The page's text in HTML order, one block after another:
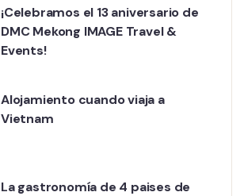
¡Celebramos el 13 aniversario de
DMC Mekong IMAGE Travel &
Events!
Alojamiento cuando viaja a
Vietnam
La gastronomía de 4 paises de